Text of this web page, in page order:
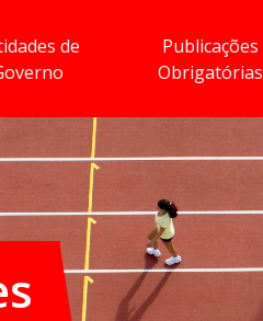
de
Publicações
Obrigatórias